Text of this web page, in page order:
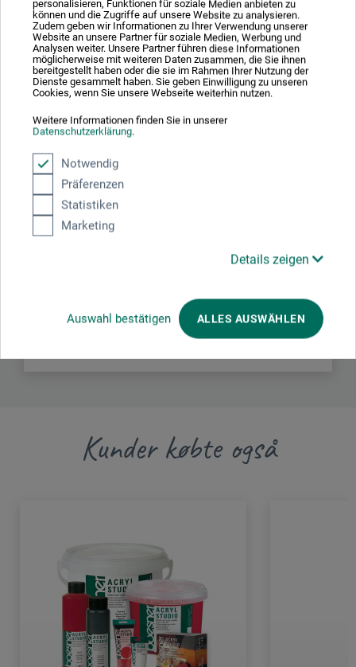
personalisieren, Funktionen für soziale Medien anbieten zu
können und die Zugriffe auf unsere Website zu analysieren.
Zudem geben wir Informationen zu Ihrer Verwendung unserer
Website an unsere Partner für soziale Medien, Werbung und
Analysen weiter. Unsere Partner führen diese Informationen
möglicherweise mit weiteren Daten zusammen, die Sie ihnen
bereitgestellt haben oder die sie im Rahmen Ihrer Nutzung der
Dienste gesammelt haben. Sie geben Einwilligung zu unseren
Cookies, wenn Sie unsere Webseite weiterhin nutzen.
Weitere Informationen finden Sie in unserer
Datenschutzerklärung.
Notwendig
Präferenzen
Statistiken
Marketing
Details zeigen
Auswahl bestätigen ALLES AUSWÄHLEN
usynlig beskyttelsesfilm, som efter arbejdet ganske enkelt
skylles af sammen med alle tilsmudsninger. Pr88 er
meget sparsommelig i brug. 100 ml-dåsen rækker til ca.
50 anvendelser.
Producent-kontakt
Her finder du producentens kontaktoplysninger for dette
48308 Senden
Kunder købte også